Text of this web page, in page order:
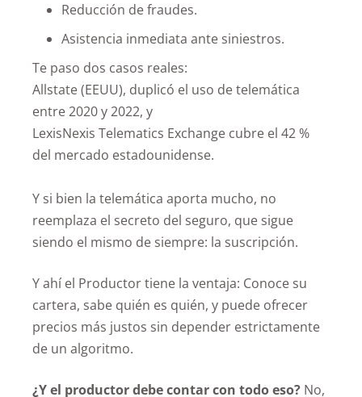
Reducción de fraudes.
Asistencia inmediata ante siniestros.
Te paso dos casos reales:
Allstate (EEUU), duplicó el uso de telemática
entre 2020 y 2022, y
LexisNexis Telematics Exchange cubre el 42 %
del mercado estadounidense.
Y si bien la telemática aporta mucho, no
reemplaza el secreto del seguro, que sigue
siendo el mismo de siempre: la suscripción.
Y ahí el Productor tiene la ventaja: Conoce su
cartera, sabe quién es quién, y puede ofrecer
precios más justos sin depender estrictamente
de un algoritmo.
¿Y el productor debe contar con todo eso? No,